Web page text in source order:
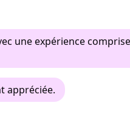
une expérience
appréciée.